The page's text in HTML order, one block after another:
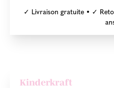
✓ Livraison gratuite • ✓
Kinderkraft